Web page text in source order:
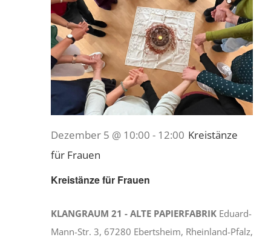
Kreistänze für Frauen
Dezember 5 @ 10:00 - 12:00 Kreistänze
für Frauen
KLANGRAUM 21 - ALTE PAPIERFABRIK Eduard-
Mann-Str. 3, 67280 Ebertsheim, Rheinland-Pfalz,